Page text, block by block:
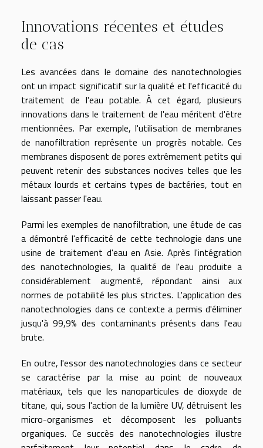
Innovations récentes et études
de cas
Les avancées dans le domaine des nanotechnologies
ont un impact significatif sur la qualité et l'efficacité du
traitement de l'eau potable. À cet égard, plusieurs
innovations dans le traitement de l'eau méritent d'être
mentionnées. Par exemple, l'utilisation de membranes
de nanofiltration représente un progrès notable. Ces
membranes disposent de pores extrêmement petits qui
peuvent retenir des substances nocives telles que les
métaux lourds et certains types de bactéries, tout en
laissant passer l'eau.
Parmi les exemples de nanofiltration, une étude de cas
a démontré l'efficacité de cette technologie dans une
usine de traitement d'eau en Asie. Après l'intégration
des nanotechnologies, la qualité de l'eau produite a
considérablement augmenté, répondant ainsi aux
normes de potabilité les plus strictes. L'application des
nanotechnologies dans ce contexte a permis d'éliminer
jusqu'à 99,9% des contaminants présents dans l'eau
brute.
En outre, l'essor des nanotechnologies dans ce secteur
se caractérise par la mise au point de nouveaux
matériaux, tels que les nanoparticules de dioxyde de
titane, qui, sous l'action de la lumière UV, détruisent les
micro-organismes et décomposent les polluants
organiques. Ce succès des nanotechnologies illustre